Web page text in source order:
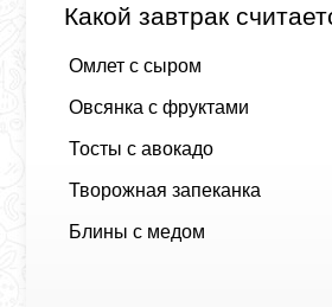
Какой завтрак
Омлет с сыром
Овсянка с фруктами
Тосты с авокадо
Творожная запеканка
Блины с медом